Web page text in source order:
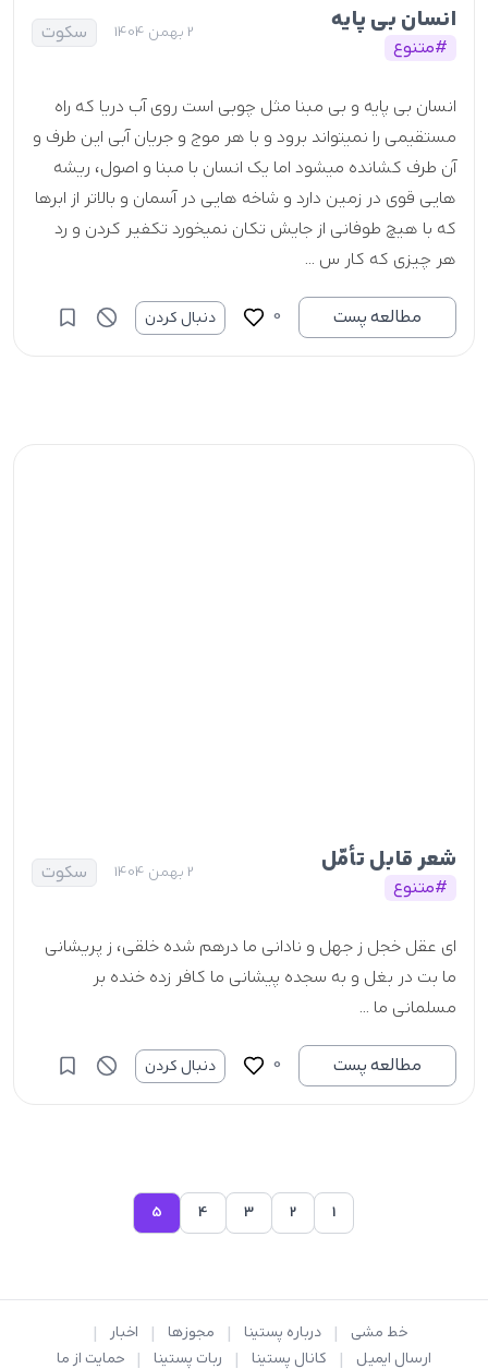
انسان بی پایه
#متنوع
2 بهمن 1404 سکوت
انسان بی پایه و بی مبنا مثل چوبی است روی آب دریا که راه
مستقیمی را نمیتواند برود و با هر موج و جریان آبی این طرف و
آن طرف کشانده میشود اما یک انسان با مبنا و اصول، ریشه
هایی قوی در زمین دارد و شاخه هایی در آسمان و بالاتر از ابرها
که با هیچ طوفانی از جایش تکان نمیخورد تکفیر کردن و رد
هر چیزی که کار س ...
مطالعه پست
0 دنبال کردن
شعر قابل تأمّل
#متنوع
2 بهمن 1404 سکوت
ای عقل خجل ز جهل و نادانی ما درهم شده خلقی، ز پریشانی
ما بت در بغل و به سجده پیشانی ما کافر زده خنده بر
مسلمانی ما ...
مطالعه پست
0 دنبال کردن
1
2
3
4
5
خط مشی | درباره پستینا | مجوزها | اخبار |
ارسال ایمیل | کانال پستینا | ربات پستینا | حمایت از ما